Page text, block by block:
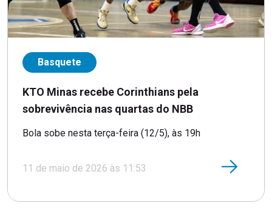
Basquete
KTO Minas recebe Corinthians pela
sobrevivência nas quartas do NBB
Bola sobe nesta terça-feira (12/5), às 19h
11 de maio de 2026 às 11:53